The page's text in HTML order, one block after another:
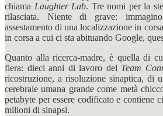
chiama Laughter Lab. Tre nomi per la
rilasciata. Niente di grave:
assestamento di una localizzazione in
in corsa a cui ci sta abituando Google,
Quanto alla ricerca-madre, è quella di
fiera: dieci anni di lavoro del Team
ricostruzione, a risoluzione sinaptica, di
cerebrale umana grande come metà
petabyte per essere codificato e contiene
milioni di sinapsi.